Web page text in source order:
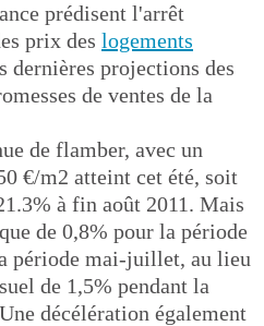
prédisent l'arrêt
prix des logements
dernières projections des
de ventes de la
de flamber, avec un
€/m2 atteint cet été, soit
à fin août 2011. Mais
de 0,8% pour la période
période mai-juillet, au lieu
de 1,5% pendant la
décélération également